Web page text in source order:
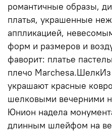
романтичные образы,
платья, украшенные
аппликацией,
форм и размеров и
фаворит: платье
плечо Marchesa.ШелкИз
украшают красные
шелковыми вечерними
Юнион надела
длинным шлейфом на